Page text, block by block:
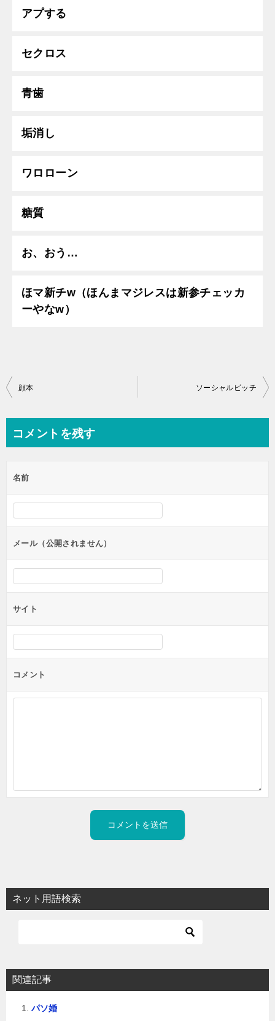
アプする
セクロス
青歯
垢消し
ワロローン
糖質
お、おう…
ほマ新チw（ほんまマジレスは新参チェッカ
ーやなw）
投
ビ
ー
シ
ン
顔本 ソーシャルビッチ
コメントを残す
名前
メール（公開されません）
サイト
コメント
ネット用語検索
関連記事
パソ婚